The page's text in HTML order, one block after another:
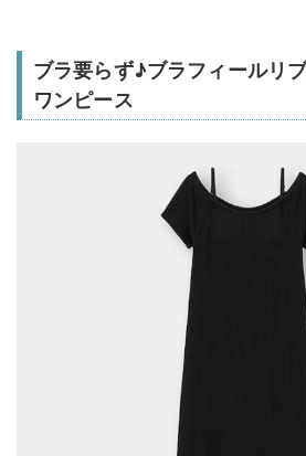
ブラ要らず♪ブラフィールリ
ワンピース